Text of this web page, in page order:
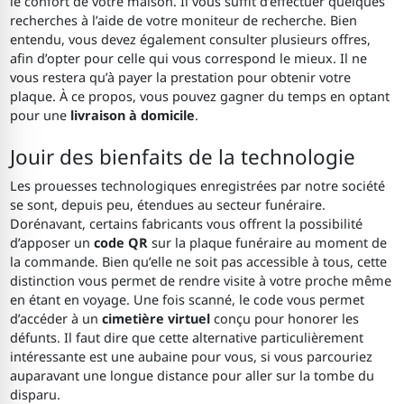
recherches à l’aide de votre moniteur de recherche. Bien
entendu, vous devez également consulter plusieurs offres,
afin d’opter pour celle qui vous correspond le mieux. Il ne
vous restera qu’à payer la prestation pour obtenir votre
plaque. À ce propos, vous pouvez gagner du temps en optant
pour une livraison à domicile.
Jouir des bienfaits de la technologie
Les prouesses technologiques enregistrées par notre société
se sont, depuis peu, étendues au secteur funéraire.
Dorénavant, certains fabricants vous offrent la possibilité
d’apposer uncode QR sur la plaque funéraire au moment de
la commande. Bien qu’elle ne soit pas accessible à tous, cette
distinction vous permet de rendre visite à votre proche même
en étant en voyage. Une fois scanné, le code vous permet
d’accéder à uncimetière virtuel conçu pour honorer les
défunts. Il faut dire que cette alternative particulièrement
intéressante est une aubaine pour vous, si vous parcouriez
auparavant une longue distance pour aller sur la tombe du
disparu.